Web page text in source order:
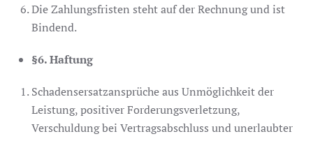
Die Zahlungsfristen steht auf der Rechnung und ist
Bindend.
§6. Haftung
Schadensersatzansprüche aus Unmöglichkeit der
Leistung, positiver Forderungsverletzung,
Verschuldung bei Vertragsabschluss und unerlaubter